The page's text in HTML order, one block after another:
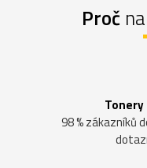
Proč
98 % zákazníků